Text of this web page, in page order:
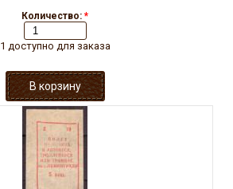
Количество: *
1 доступно для заказа